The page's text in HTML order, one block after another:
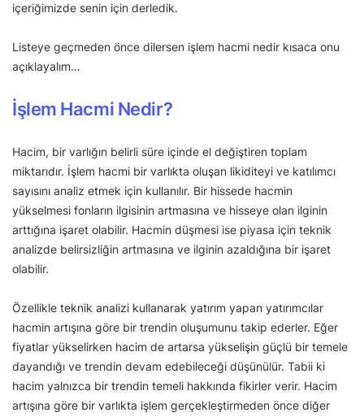
içeriğimizde senin için derledik.
Listeye geçmeden önce dilersen işlem hacmi nedir kısaca onu
açıklayalım…
İşlem Hacmi Nedir?
Hacim, bir varlığın belirli süre içinde el değiştiren toplam
miktarıdır. İşlem hacmi bir varlıkta oluşan likiditeyi ve katılımcı
sayısını analiz etmek için kullanılır. Bir hissede hacmin
yükselmesi fonların ilgisinin artmasına ve hisseye olan ilginin
arttığına işaret olabilir. Hacmin düşmesi ise piyasa için teknik
analizde belirsizliğin artmasına ve ilginin azaldığına bir işaret
olabilir.
Özellikle teknik analizi kullanarak yatırım yapan yatırımcılar
hacmin artışına göre bir trendin oluşumunu takip ederler. Eğer
fiyatlar yükselirken hacim de artarsa yükselişin güçlü bir temele
dayandığı ve trendin devam edebileceği düşünülür. Tabii ki
hacim yalnızca bir trendin temeli hakkında fikirler verir. Hacim
artışına göre bir varlıkta işlem gerçekleştirmeden önce diğer